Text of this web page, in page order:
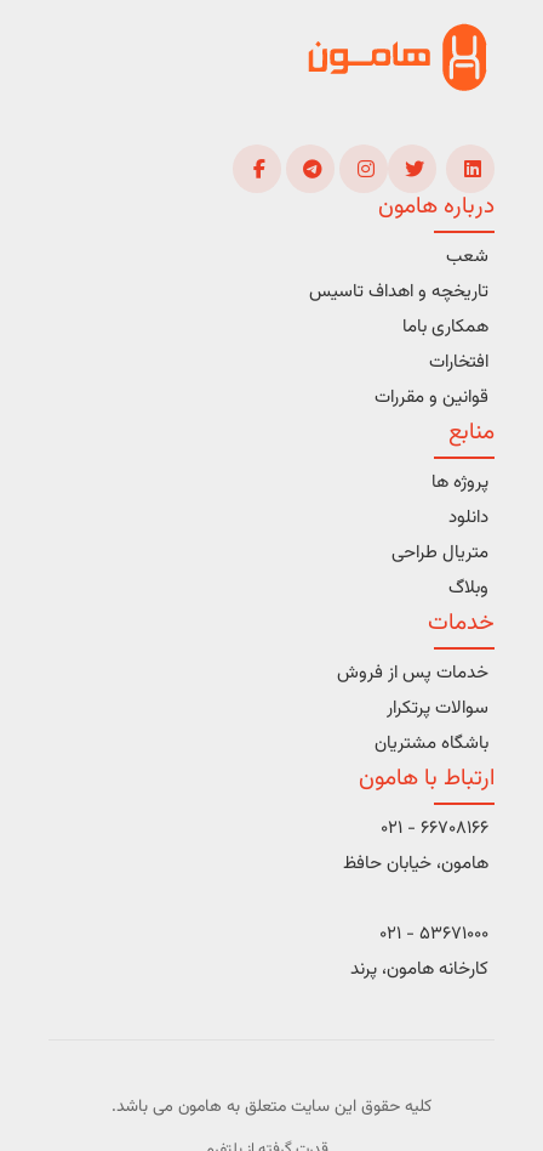
درباره هامون
شعب
تاریخچه و اهداف تاسیس
همکاری باما
افتخارات
قوانین و مقررات
منابع
پروژه ها
دانلود
متریال طراحی
وبلاگ
خدمات
خدمات پس از فروش
سوالات پرتکرار
باشگاه مشتریان
ارتباط با هامون
66708166 - 021
هامون، خیابان حافظ
53671000 - 021
کارخانه هامون، پرند
کلیه حقوق این سایت متعلق به هامون می باشد.